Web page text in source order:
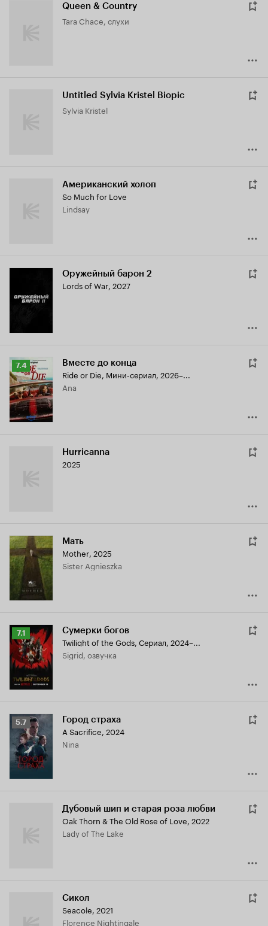
Queen & Country
Tara Chace, слухи
Untitled Sylvia Kristel Biopic
Sylvia Kristel
Американский холоп
So Much for Love
Lindsay
Оружейный барон 2
Lords of War, 2027
Рейтинг
Кинопоиска
7.4
7.4 Вместе до конца
Ride or Die, Мини-сериал, 2026–...
Ana
Hurricanna
2025
Мать
Mother, 2025
Sister Agnieszka
Рейтинг
Кинопоиска
7.1
7.1 Сумерки богов
Twilight of the Gods, Сериал, 2024–...
Sigrid, озвучка
Рейтинг
Кинопоиска
5.7
5.7 Город страха
A Sacrifice, 2024
Nina
Дубовый шип и старая роза любви
Oak Thorn & The Old Rose of Love, 2022
Lady of The Lake
Сикол
Seacole, 2021
Florence Nightingale